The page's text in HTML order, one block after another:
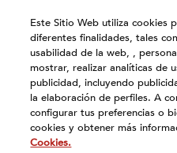
cuenta
sistema
Este Sitio Web utiliza cookies
diferentes finalidades, tales
usabilidad de la web, ,
mostrar, realizar analíticas de
publicidad, incluyendo
la elaboración de perfiles. A
configurar tus preferencias o
cookies y obtener más
Cookies.